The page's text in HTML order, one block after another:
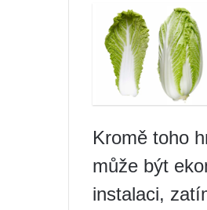
Kromě toho
může být
instalaci,